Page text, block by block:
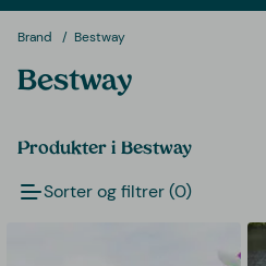
Brand Bestway
Bestway
Produkter i Bestway
Sorter og filtrer (0)